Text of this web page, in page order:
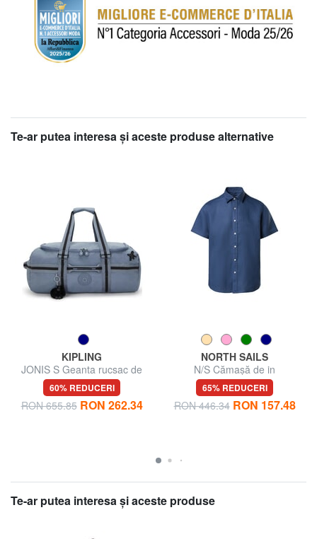
Te-ar putea interesa şi aceste produse alternative
KIPLING
JONIS S Geanta rucsac de
weekend
60% REDUCERI
RON 655.85 RON 262.34
NORTH SAILS
N/S Cămașă de in
65% REDUCERI
RON 446.34 RON 157.48
Te-ar putea interesa şi aceste produse